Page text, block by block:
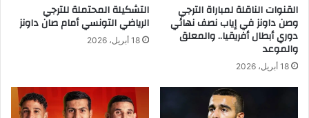
القنوات الناقلة لمباراة الترجي
وصن داونز في إياب نصف نهائي
دوري أبطال أفريقيا.. والمعلق
والموعد
18 أبريل، 2026
التشكيلة المحتملة للترجي
الرياضي التونسي أمام صان داونز
18 أبريل، 2026